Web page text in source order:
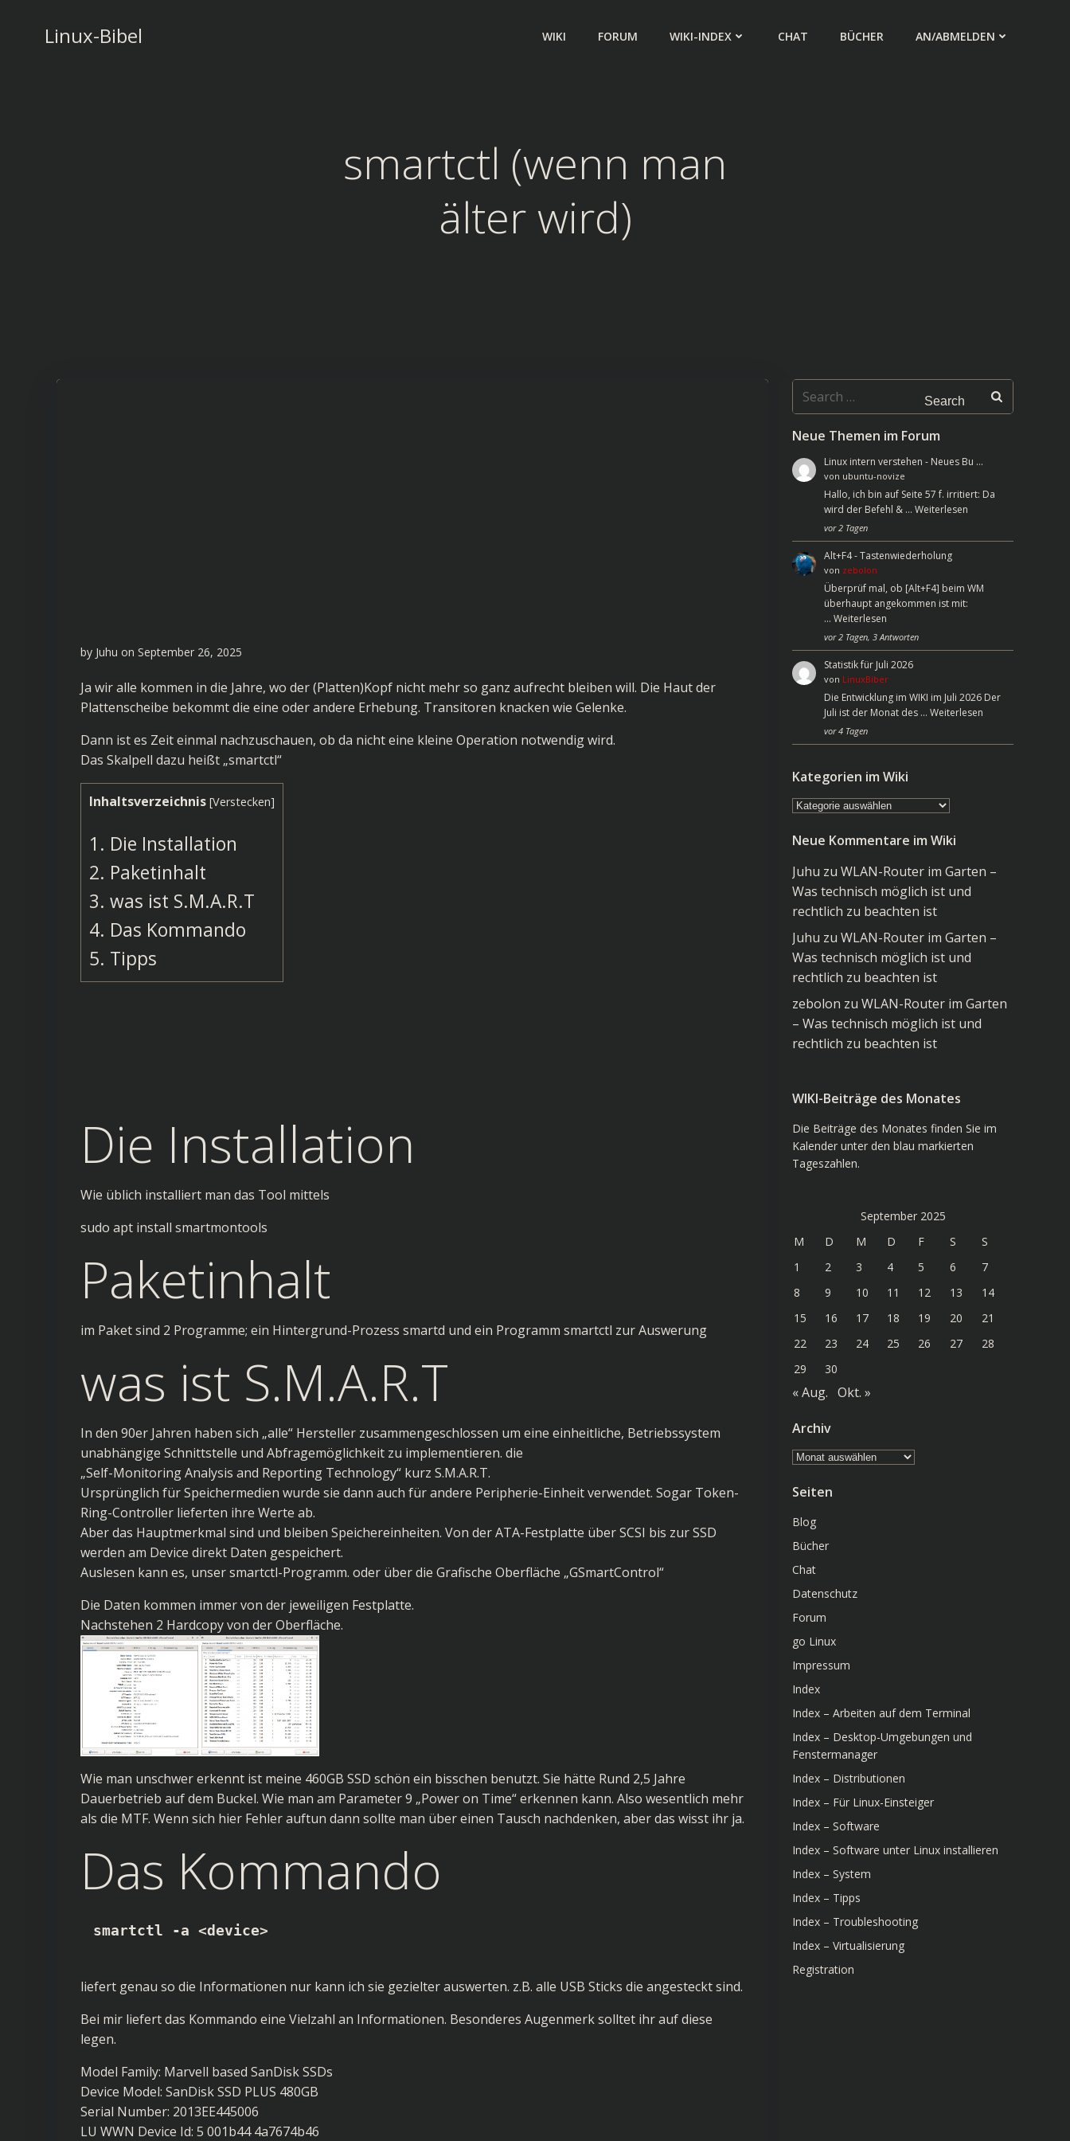
springenLinux-Bibel WIKI FORUM WIKI-INDEX CHAT BÜCHER AN/ABMELDEN
smartctl (wenn man
älter wird)
by Juhu on September 26, 2025
Ja wir alle kommen in die Jahre, wo der (Platten)Kopf nicht mehr so ganz aufrecht bleiben will. Die Haut der
Plattenscheibe bekommt die eine oder andere Erhebung. Transitoren knacken wie Gelenke.
Dann ist es Zeit einmal nachzuschauen, ob da nicht eine kleine Operation notwendig wird.
Das Skalpell dazu heißt „smartctl“
Inhaltsverzeichnis [Verstecken]
1. Die Installation
2. Paketinhalt
3. was ist S.M.A.R.T
4. Das Kommando
5. Tipps
Die Installation
Wie üblich installiert man das Tool mittels
sudo apt install smartmontools
Paketinhalt
im Paket sind 2 Programme; ein Hintergrund-Prozess smartd und ein Programm smartctl zur Auswerung
was ist S.M.A.R.T
In den 90er Jahren haben sich „alle“ Hersteller zusammengeschlossen um eine einheitliche, Betriebssystem
unabhängige Schnittstelle und Abfragemöglichkeit zu implementieren. die
„Self-Monitoring Analysis and Reporting Technology“ kurz S.M.A.R.T.
Ursprünglich für Speichermedien wurde sie dann auch für andere Peripherie-Einheit verwendet. Sogar Token-
Ring-Controller lieferten ihre Werte ab.
Aber das Hauptmerkmal sind und bleiben Speichereinheiten. Von der ATA-Festplatte über SCSI bis zur SSD
werden am Device direkt Daten gespeichert.
Auslesen kann es, unser smartctl-Programm. oder über die Grafische Oberfläche „GSmartControl“
Die Daten kommen immer von der jeweiligen Festplatte.
Nachstehen 2 Hardcopy von der Oberfläche.
Wie man unschwer erkennt ist meine 460GB SSD schön ein bisschen benutzt. Sie hätte Rund 2,5 Jahre
Dauerbetrieb auf dem Buckel. Wie man am Parameter 9 „Power on Time“ erkennen kann. Also wesentlich mehr
als die MTF. Wenn sich hier Fehler auftun dann sollte man über einen Tausch nachdenken, aber das wisst ihr ja.
Das Kommando
smartctl -a <device>
liefert genau so die Informationen nur kann ich sie gezielter auswerten. z.B. alle USB Sticks die angesteckt sind.
Bei mir liefert das Kommando eine Vielzahl an Informationen. Besonderes Augenmerk solltet ihr auf diese
legen.
Model Family: Marvell based SanDisk SSDs
Device Model: SanDisk SSD PLUS 480GB
Serial Number: 2013EE445006
LU WWN Device Id: 5 001b44 4a7674b46
Search
for:
Neue Themen im Forum
Linux intern verstehen - Neues Bu …
von ubuntu-novize
Hallo, ich bin auf Seite 57 f. irritiert: Da
wird der Befehl & … Weiterlesen
vor 2 Tagen
Alt+F4 - Tastenwiederholung
von zebolon
Überprüf mal, ob [Alt+F4] beim WM
überhaupt angekommen ist mit:
… Weiterlesen
vor 2 Tagen, 3 Antworten
Statistik für Juli 2026
von LinuxBiber
Die Entwicklung im WIKI im Juli 2026 Der
Juli ist der Monat des … Weiterlesen
vor 4 Tagen
Kategorien im Wiki
Kategorien
Wiki
Neue Kommentare im Wiki
Juhu zu WLAN-Router im Garten –
Was technisch möglich ist und
rechtlich zu beachten ist
Juhu zu WLAN-Router im Garten –
Was technisch möglich ist und
rechtlich zu beachten ist
zebolon zu WLAN-Router im Garten
– Was technisch möglich ist und
rechtlich zu beachten ist
WIKI-Beiträge des Monates
Die Beiträge des Monates finden Sie im
Kalender unter den blau markierten
Tageszahlen.
September 2025
M
D M D F S
S
1
2 3 4 5 6
7
8
9 10 11 12 13
14
15
16 17 18 19 20
21
22
23 24 25 26 27
28
29
30
« Aug. Okt. »
Archiv
Archiv
Seiten
Blog
Bücher
Chat
Datenschutz
Forum
go Linux
Impressum
Index
Index – Arbeiten auf dem Terminal
Index – Desktop-Umgebungen und
Fenstermanager
Index – Distributionen
Index – Für Linux-Einsteiger
Index – Software
Index – Software unter Linux installieren
Index – System
Index – Tipps
Index – Troubleshooting
Index – Virtualisierung
Registration